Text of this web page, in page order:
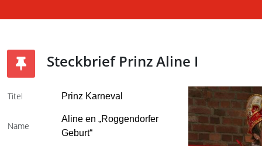
Steckbrief Prinz Aline I
Titel Prinz Karneval
Name
Aline en „Roggendorfer
Geburt“